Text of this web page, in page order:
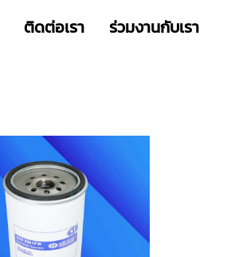
ติดต่อเรา ร่วมงานกับเรา